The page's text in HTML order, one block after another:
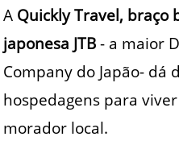
A Quickly Travel, braço
japonesa JTB - a maior
Company do Japão- dá
hospedagens para
morador local.